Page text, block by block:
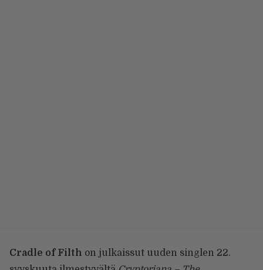
Cradle of Filth on julkaissut uuden singlen 22.